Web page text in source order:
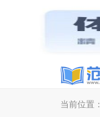
当前位置：